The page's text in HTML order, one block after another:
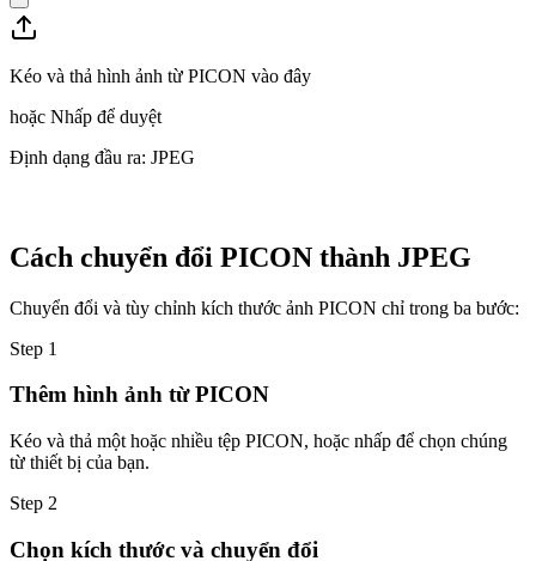
Kéo và thả hình ảnh từ PICON vào đây
hoặc Nhấp để duyệt
Định dạng đầu ra: JPEG
Cách chuyển đổi PICON thành JPEG
Chuyển đổi và tùy chỉnh kích thước ảnh PICON chỉ trong ba bước:
Step 1
Thêm hình ảnh từ PICON
Kéo và thả một hoặc nhiều tệp PICON, hoặc nhấp để chọn chúng
từ thiết bị của bạn.
Step 2
Chọn kích thước và chuyển đổi